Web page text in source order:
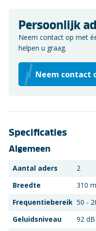
Persoonlijk
Neem contact op met
helpen u graag.
Neem contact
Specificaties
Algemeen
Aantal aders
2
Breedte
310
Frequentiebereik 50 -
Geluidsniveau
92 dB